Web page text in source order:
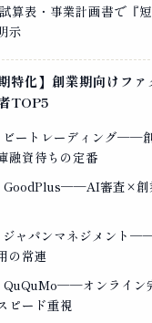
算表・事業計画書で『
示
特化】創業期向けフ
TOP5
ビートレーディング──
融資待ちの定番
GoodPlus──AI審査×創
ジャパンマネジメント
の常連
QuQuMo──オンライン
ピード重視